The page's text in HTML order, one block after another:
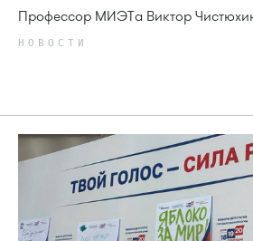
Профессор МИЭТа Виктор
НОВОСТИ